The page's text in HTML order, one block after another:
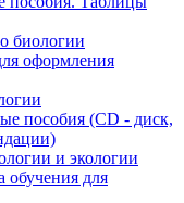
биологии
оформления
пособия (CD - диск,
и экологии
обучения для